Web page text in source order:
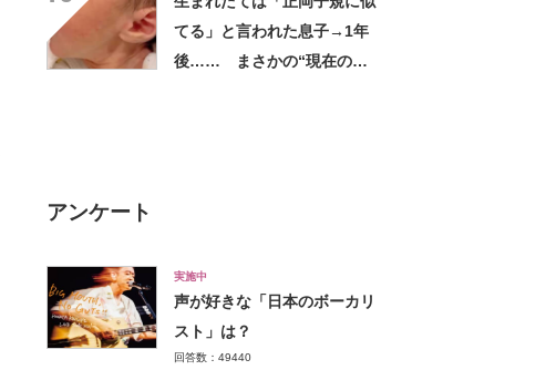
てる」と言われた息子→1年
後…… まさかの“現在の
アンケート
実施中
声が好きな「日本のボーカリ
スト」は？
回答数：49440